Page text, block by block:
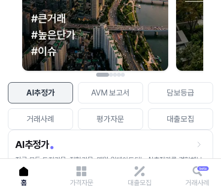
AI추정가 AVM 보고서 담보등급
거래사례 평가자문 대출모집
AI추정가
전국 모든 토지건물, 집합건물, 매월 업데이트되는 AI추정가를 경험해보
세요.
홈 가격자문 대출모집 거래사례